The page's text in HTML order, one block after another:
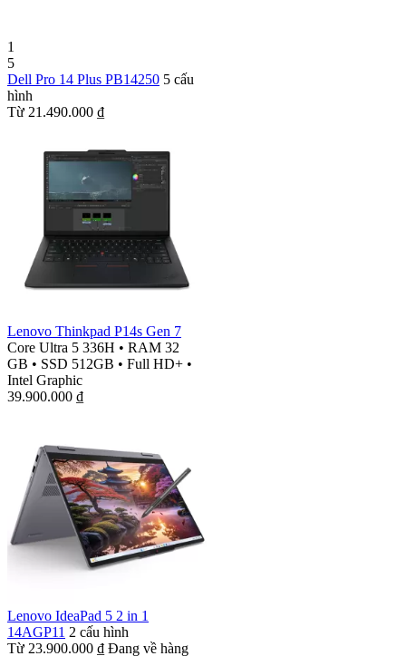
1
5
Dell Pro 14 Plus PB14250 5 cấu
hình
Từ 21.490.000 ₫
Lenovo Thinkpad P14s Gen 7
Core Ultra 5 336H • RAM 32
GB • SSD 512GB • Full HD+ •
Intel Graphic
39.900.000 ₫
Lenovo IdeaPad 5 2 in 1
14AGP11 2 cấu hình
Từ 23.900.000 ₫ Đang về hàng